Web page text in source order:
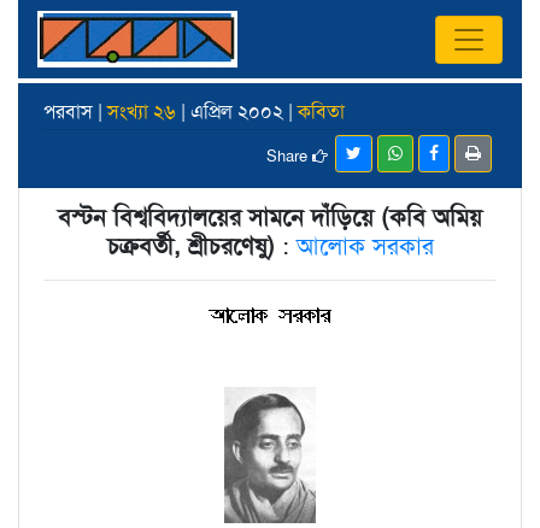
পরবাস |সংখ্যা ২৬ | এপ্রিল ২০০২ |কবিতা
Share
বস্টন বিশ্ববিদ্যালয়ের সামনে দাঁড়িয়ে (কবি অমিয়
চক্রবর্তী, শ্রীচরণেষু) :আলোক সরকার